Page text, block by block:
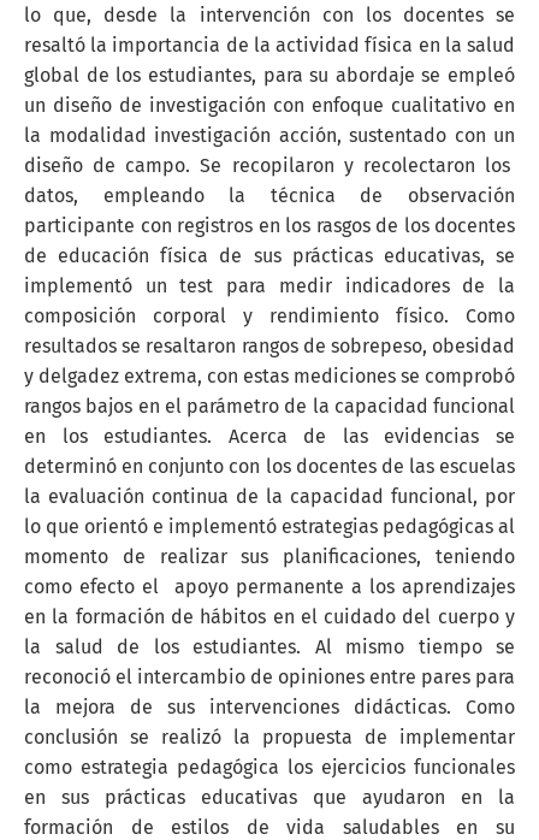
lo que, desde la intervención con los docentes se
resaltó la importancia de la actividad física en la salud
global de los estudiantes, para su abordaje se empleó
un diseño de investigación con enfoque cualitativo en
la modalidad investigación acción, sustentado con un
diseño de campo. Se recopilaron y recolectaron los
datos, empleando la técnica de observación
participante con registros en los rasgos de los docentes
de educación física de sus prácticas educativas, se
implementó un test para medir indicadores de la
composición corporal y rendimiento físico. Como
resultados se resaltaron rangos de sobrepeso, obesidad
y delgadez extrema, con estas mediciones se comprobó
rangos bajos en el parámetro de la capacidad funcional
en los estudiantes. Acerca de las evidencias se
determinó en conjunto con los docentes de las escuelas
la evaluación continua de la capacidad funcional, por
lo que orientó e implementó estrategias pedagógicas al
momento de realizar sus planificaciones, teniendo
como efecto el apoyo permanente a los aprendizajes
en la formación de hábitos en el cuidado del cuerpo y
la salud de los estudiantes. Al mismo tiempo se
reconoció el intercambio de opiniones entre pares para
la mejora de sus intervenciones didácticas. Como
conclusión se realizó la propuesta de implementar
como estrategia pedagógica los ejercicios funcionales
en sus prácticas educativas que ayudaron en la
formación de estilos de vida saludables en su